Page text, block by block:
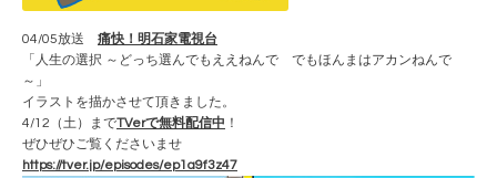
04/05放送 痛快！明石家電視台
「人生の選択 ～どっち選んでもええねんで でもほんまはアカンねんで
～」
イラストを描かさせて頂きました。
4/12（土）までTVerで無料配信中 ！
ぜひぜひご覧くださいませ
https://tver.jp/episodes/ep1a9f3z47